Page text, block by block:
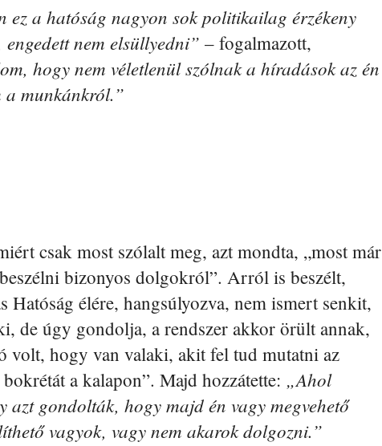
ez a hatóság nagyon sok politikailag érzékeny
nem elsüllyedni” – fogalmazott,
hogy nem véletlenül szólnak a híradások az én
a munkánkról.”
csak most szólalt meg, azt mondta, „most már
bizonyos dolgokról”. Arról is beszélt,
Hatóság élére, hangsúlyozva, nem ismert senkit,
de úgy gondolja, a rendszer akkor örült annak,
volt, hogy van valaki, akit fel tud mutatni az
a kalapon”. Majd hozzátette: „Ahol
azt gondolták, hogy majd én vagy megvehető
vagyok, vagy nem akarok dolgozni.”